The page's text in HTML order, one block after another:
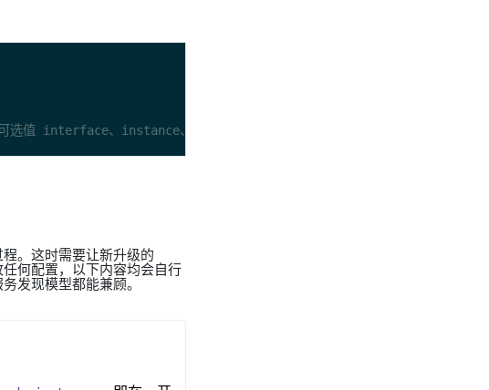
可选值 interface、instance、all
。这时需要让新升级的
何配置，以下内容均会自行
发现模型都能兼顾。